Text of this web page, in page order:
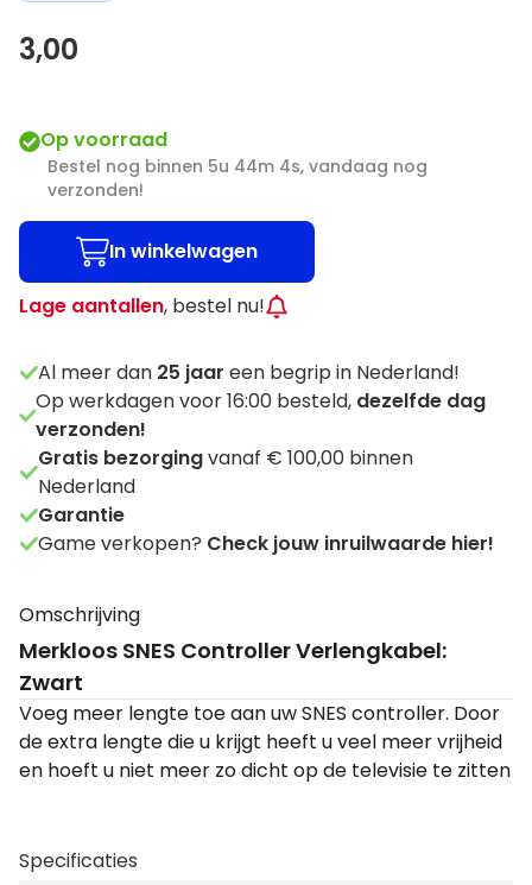
3,00
Op voorraad
Bestel nog binnen 5u 44m 4s, vandaag nog
verzonden!
In winkelwagen
Lage aantallen, bestel nu!
Al meer dan 25 jaar een begrip in Nederland!
Op werkdagen voor 16:00 besteld, dezelfde dag
verzonden!
Gratis bezorgingvanaf € 100,00 binnen
Nederland
Garantie
Game verkopen? Check jouw inruilwaarde hier!
Omschrijving
Merkloos SNES Controller Verlengkabel:
Zwart
Voeg meer lengte toe aan uw SNES controller. Door
de extra lengte die u krijgt heeft u veel meer vrijheid
en hoeft u niet meer zo dicht op de televisie te zitten
Specificaties